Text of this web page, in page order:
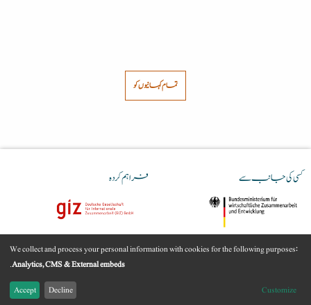
تمام کہانیوں کو
کسی کی جانب سے فراہم کردہ
امپرنٹ قانونی معلومات
مواد(ڈیٹا) کی حفاظت
We collect and process your personal information with cookies for the following purposes:
Analytics, CMS & External embeds
.
Customize
Decline
Accept